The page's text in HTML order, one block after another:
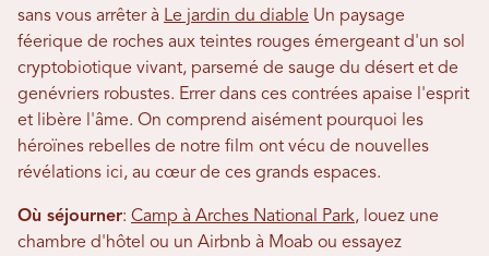
sans vous arrêter à Le jardin du diable Un paysage
féerique de roches aux teintes rouges émergeant d'un sol
cryptobiotique vivant, parsemé de sauge du désert et de
genévriers robustes. Errer dans ces contrées apaise l'esprit
et libère l'âme. On comprend aisément pourquoi les
héroïnes rebelles de notre film ont vécu de nouvelles
révélations ici, au cœur de ces grands espaces.
Où séjourner: Camp à Arches National Park, louez une
chambre d'hôtel ou un Airbnb à Moab ou essayez